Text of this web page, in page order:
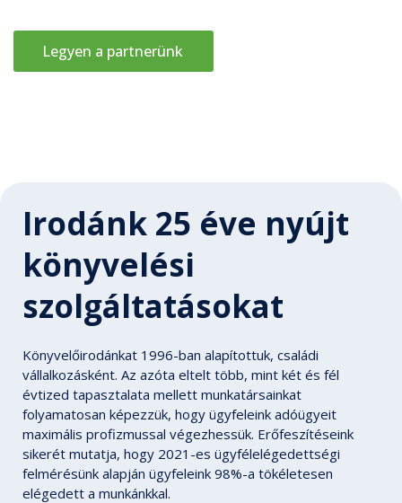
Legyen a partnerünk
Irodánk 25 éve nyújt
könyvelési
szolgáltatásokat
Könyvelőirodánkat 1996-ban alapítottuk, családi
vállalkozásként. Az azóta eltelt több, mint két és fél
évtized tapasztalata mellett munkatársainkat
folyamatosan képezzük, hogy ügyfeleink adóügyeit
maximális profizmussal végezhessük. Erőfeszítéseink
sikerét mutatja, hogy 2021-es ügyfélelégedettségi
felmérésünk alapján ügyfeleink 98%-a tökéletesen
elégedett a munkánkkal.